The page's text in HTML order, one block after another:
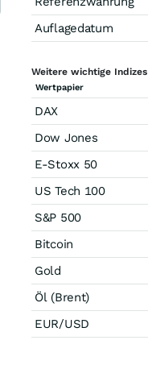
Auflagedatum
Weitere wichtige Indizes
Wertpapier
DAX
Dow Jones
E-Stoxx 50
US Tech 100
S&P 500
Bitcoin
Gold
Öl (Brent)
EUR/USD